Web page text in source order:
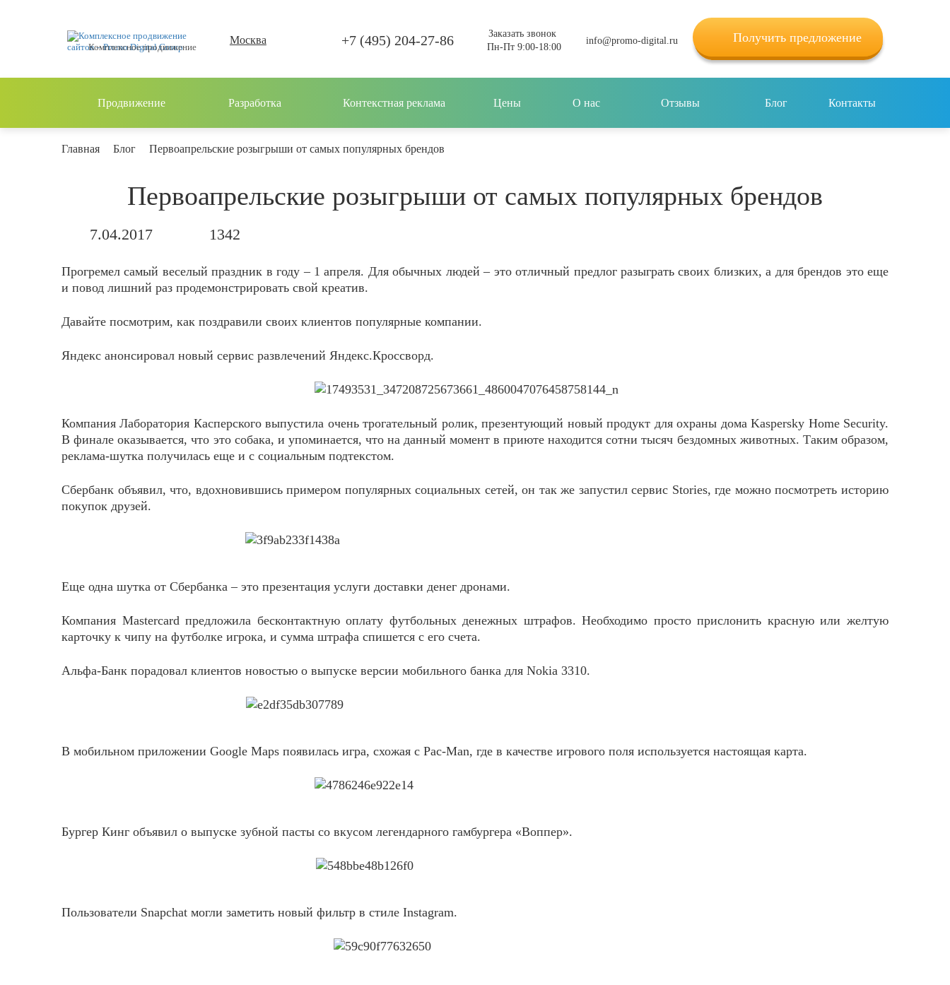
Комплексное продвижение
Москва +7 (495) 204-27-86
Заказать звонок
Пн-Пт 9:00-18:00
info@promo-digital.ru Получить предложение
Продвижение Разработка Контекстная реклама Цены О нас Отзывы Блог Контакты
Главная Блог Первоапрельские розыгрыши от самых популярных брендов
Первоапрельские розыгрыши от самых популярных брендов
7.04.2017 1342
Прогремел самый веселый праздник в году – 1 апреля. Для обычных людей – это отличный предлог разыграть своих близких, а для брендов это еще
и повод лишний раз продемонстрировать свой креатив.
Давайте посмотрим, как поздравили своих клиентов популярные компании.
Яндекс анонсировал новый сервис развлечений Яндекс.Кроссворд.
Компания Лаборатория Касперского выпустила очень трогательный ролик, презентующий новый продукт для охраны дома Kaspersky Home Security.
В финале оказывается, что это собака, и упоминается, что на данный момент в приюте находится сотни тысяч бездомных животных. Таким образом,
реклама-шутка получилась еще и с социальным подтекстом.
Сбербанк объявил, что, вдохновившись примером популярных социальных сетей, он так же запустил сервис Stories, где можно посмотреть историю
покупок друзей.
Еще одна шутка от Сбербанка – это презентация услуги доставки денег дронами.
Компания Mastercard предложила бесконтактную оплату футбольных денежных штрафов. Необходимо просто прислонить красную или желтую
карточку к чипу на футболке игрока, и сумма штрафа спишется с его счета.
Альфа-Банк порадовал клиентов новостью о выпуске версии мобильного банка для Nokia 3310.
В мобильном приложении Google Maps появилась игра, схожая с Pac-Man, где в качестве игрового поля используется настоящая карта.
Бургер Кинг объявил о выпуске зубной пасты со вкусом легендарного гамбургера «Воппер».
Пользователи Snapchat могли заметить новый фильтр в стиле Instagram.